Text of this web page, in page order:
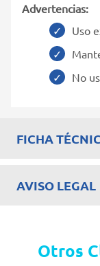
Advertencias:
Uso
No
FICHA
AVISO LEGAL
Otros